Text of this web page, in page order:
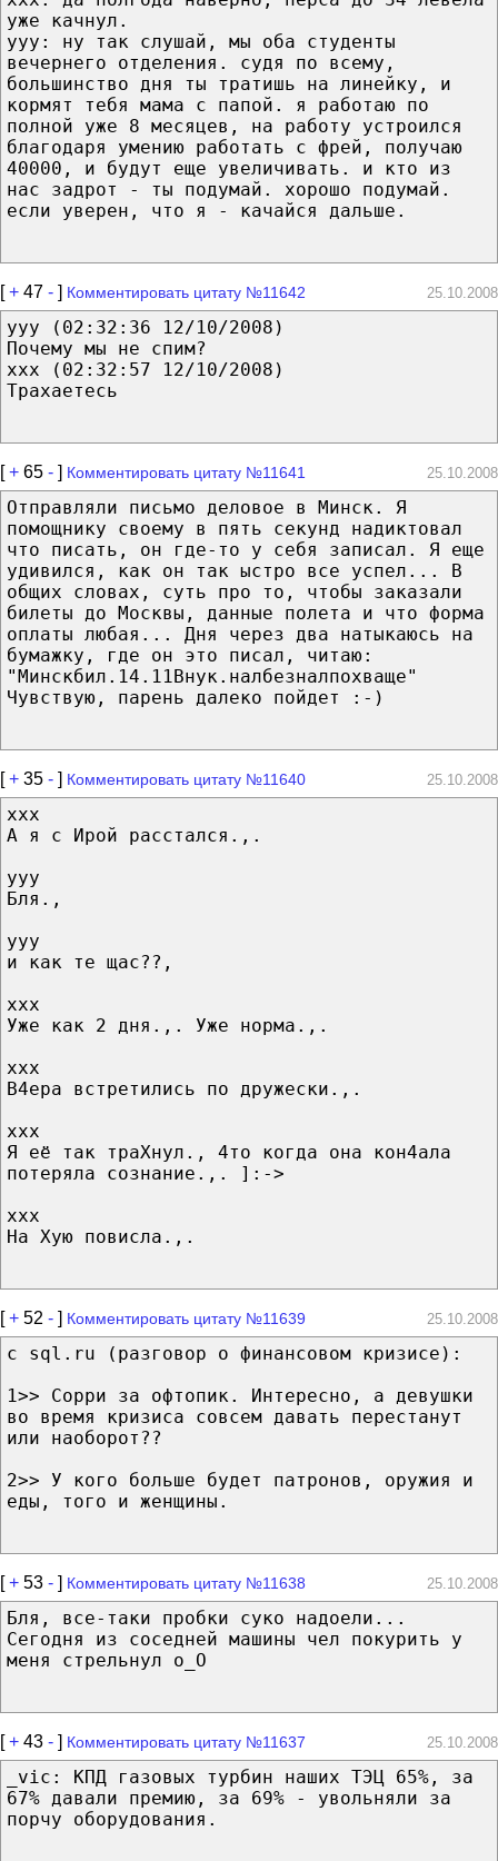
уже качнул.
yyy: ну так слушай, мы оба студенты
вечернего отделения. судя по всему,
большинство дня ты тратишь на линейку, и
кормят тебя мама с папой. я работаю по
полной уже 8 месяцев, на работу устроился
благодаря умению работать с фрей, получаю
40000, и будут еще увеличивать. и кто из
нас задрот - ты подумай. хорошо подумай.
если уверен, что я - качайся дальше.
[+ 47 - ] Комментировать цитату №11642 25.10.2008
yyy (02:32:36 12/10/2008)
Почему мы не спим?
xxx (02:32:57 12/10/2008)
Трахаетесь
[+ 65 - ] Комментировать цитату №11641 25.10.2008
Отправляли письмо деловое в Минск. Я
помощнику своему в пять секунд надиктовал
что писать, он где-то у себя записал. Я еще
удивился, как он так ыстро все успел... В
общих словах, суть про то, чтобы заказали
билеты до Москвы, данные полета и что форма
оплаты любая... Дня через два натыкаюсь на
бумажку, где он это писал, читаю:
"Минскбил.14.11Внук.налбезналпохваще"
Чувствую, парень далеко пойдет :-)
[+ 35 - ] Комментировать цитату №11640 25.10.2008
xxx
А я с Ирой расстался.,.
yyy
Бля.,
yyy
и как те щас??,
xxx
Уже как 2 дня.,. Уже норма.,.
xxx
В4ера встретились по дружески.,.
xxx
Я её так траХнул., 4то когда она кон4ала
потеряла сознание.,. ]:->
xxx
На Хую повисла.,.
[+ 52 - ] Комментировать цитату №11639 25.10.2008
с sql.ru (разговор о финансовом кризисе):
1>> Сорри за офтопик. Интересно, а девушки
во время кризиса совсем давать перестанут
или наоборот??
2>> У кого больше будет патронов, оружия и
еды, того и женщины.
[+ 53 - ] Комментировать цитату №11638 25.10.2008
Бля, все-таки пробки суко надоели...
Сегодня из соседней машины чел покурить у
меня стрельнул о_О
[+ 43 - ] Комментировать цитату №11637 25.10.2008
_vic: КПД газовых турбин наших ТЭЦ 65%, за
67% давали премию, за 69% - увольняли за
порчу оборудования.